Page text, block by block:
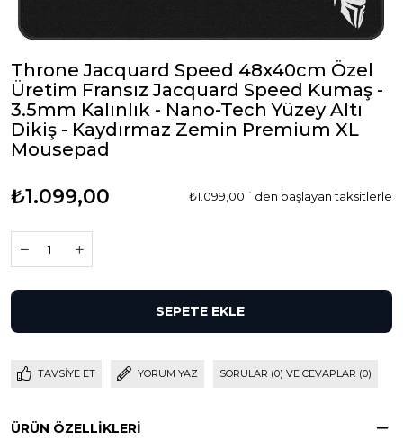
Throne Jacquard Speed 48x40cm Özel
Üretim Fransız Jacquard Speed Kumaş -
3.5mm Kalınlık - Nano-Tech Yüzey Altı
Dikiş - Kaydırmaz Zemin Premium XL
Mousepad
₺1.099,00 ₺1.099,00 `den başlayan taksitlerle
TAVSIYE ET YORUM YAZ SORULAR (0) VE CEVAPLAR (0)
ÜRÜN ÖZELLIKLERI